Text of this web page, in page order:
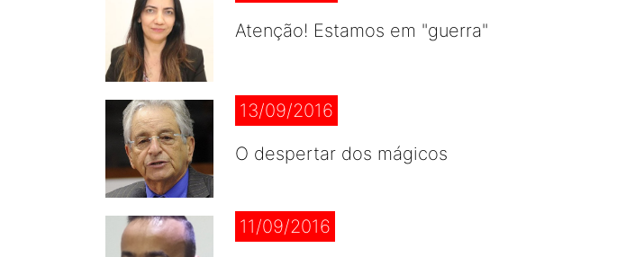
Atenção! Estamos em "guerra"
13/09/2016
O despertar dos mágicos
11/09/2016